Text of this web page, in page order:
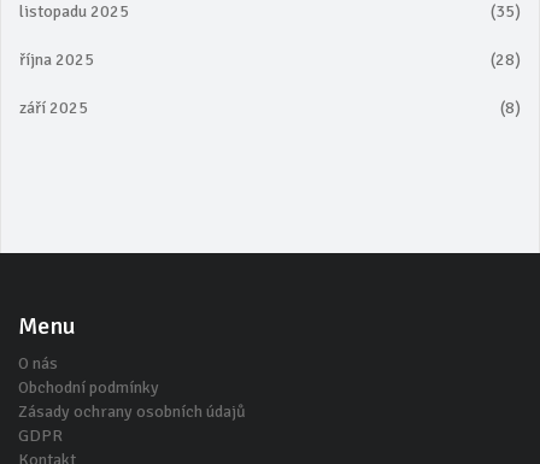
listopadu 2025 (35)
října 2025 (28)
září 2025 (8)
Menu
O nás
Obchodní podmínky
Zásady ochrany osobních údajů
GDPR
Kontakt